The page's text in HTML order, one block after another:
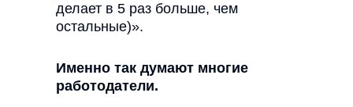
делает в 5 раз больше, чем
остальные)».
Именно так думают многие
работодатели.